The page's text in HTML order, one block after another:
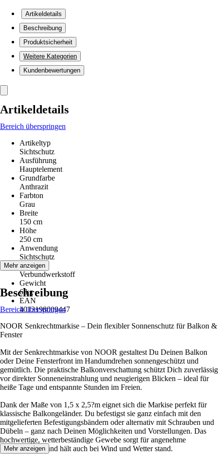
Artikeldetails
Beschreibung
Produktsicherheit
Weitere Kategorien
Kundenbewertungen
Artikeldetails
Bereich überspringen
Artikeltyp
Sichtschutz
Ausführung
Hauptelement
Grundfarbe
Anthrazit
Farbton
Grau
Breite
150 cm
Höhe
250 cm
Anwendung
Sichtschutz
Material
Verbundwerkstoff
Gewicht
6 kg
EAN
4013198009447
Mehr anzeigen
Beschreibung
Bereich überspringen
NOOR Senkrechtmarkise – Dein flexibler Sonnenschutz für Balkon &
Fenster
Mit der Senkrechtmarkise von NOOR gestaltest Du Deinen Balkon
oder Deine Fensterfront im Handumdrehen sonnengeschützt und
gemütlich. Die praktische Balkonverschattung schützt Dich zuverlässig
vor direkter Sonneneinstrahlung und neugierigen Blicken – ideal für
heiße Tage und entspannte Stunden im Freien.
Dank der Maße von 1,5 x 2,5?m eignet sich die Markise perfekt für
klassische Balkongeländer. Du befestigst sie ganz einfach mit den
mitgelieferten Befestigungsbändern oder alternativ mit Schrauben und
Dübeln – ganz nach Deinen Möglichkeiten und Vorstellungen. Das
hochwertige, wetterbeständige Gewebe sorgt für angenehme
Schattenplätze und hält auch bei Wind und Wetter stand.
Mehr anzeigen